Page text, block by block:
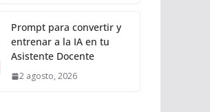
Prompt para convertir y
entrenar a la IA en tu
Asistente Docente
2 agosto, 2026